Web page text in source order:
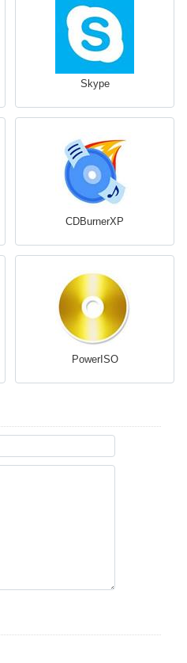
Skype
CDBurnerXP
PowerISO